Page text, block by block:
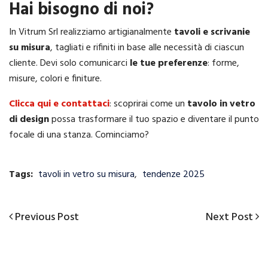
Hai bisogno di noi?
In Vitrum Srl realizziamo artigianalmente tavoli e scrivanie
su misura, tagliati e rifiniti in base alle necessità di ciascun
cliente. Devi solo comunicarci le tue preferenze: forme,
misure, colori e finiture.
Clicca qui e contattaci: scoprirai come un tavolo in vetro
di designpossa trasformare il tuo spazio e diventare il punto
focale di una stanza. Cominciamo?
Tags: tavoli in vetro su misura, tendenze 2025
Navigazione
Previous
Previous Post
Next
Next Post